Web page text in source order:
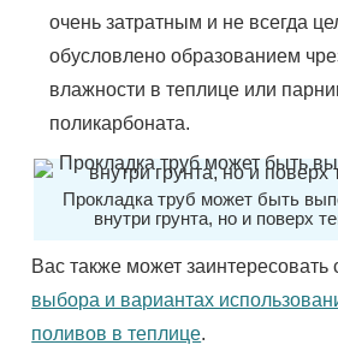
очень затратным и не всегда
обусловлено образованием
влажности в теплице или
поликарбоната.
Прокладка труб может быть
внутри грунта, но и поверх
Вас также может заинтересовать
выбора и вариантах
поливов в теплице.